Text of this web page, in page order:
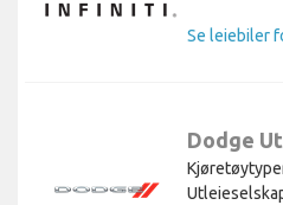
Se leiebiler
Dodge